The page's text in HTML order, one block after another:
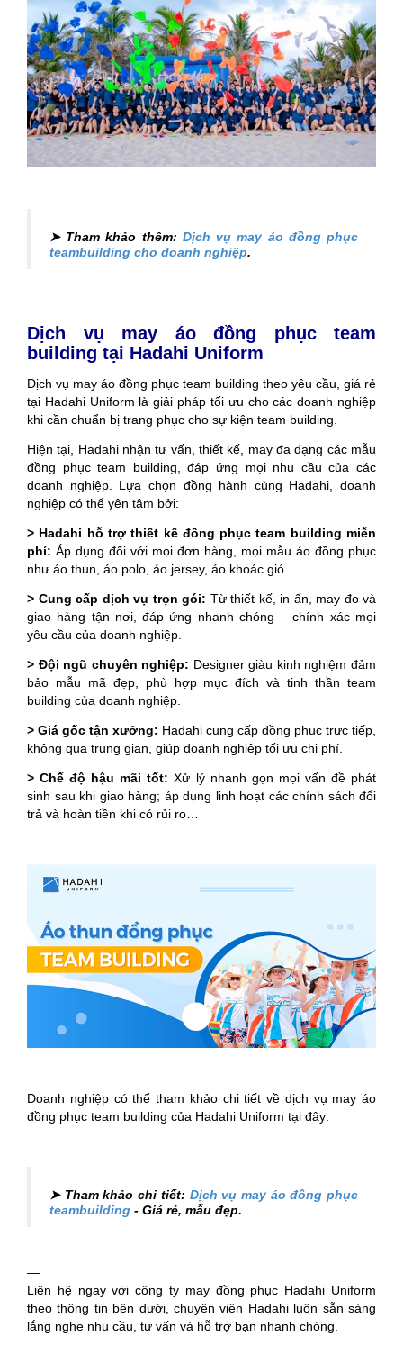
➤ Tham khảo thêm: Dịch vụ may áo đồng phục
teambuilding cho doanh nghiệp.
Dịch vụ may áo đồng phục team
building tại Hadahi Uniform
Dịch vụ may áo đồng phục team building theo yêu cầu, giá rẻ
tại Hadahi Uniform là giải pháp tối ưu cho các doanh nghiệp
khi cần chuẩn bị trang phục cho sự kiện team building.
Hiện tại, Hadahi nhận tư vấn, thiết kế, may đa dạng các mẫu
đồng phục team building, đáp ứng mọi nhu cầu của các
doanh nghiệp. Lựa chọn đồng hành cùng Hadahi, doanh
nghiệp có thể yên tâm bởi:
> Hadahi hỗ trợ thiết kế đồng phục team building miễn
phí: Áp dụng đối với mọi đơn hàng, mọi mẫu áo đồng phục
như áo thun, áo polo, áo jersey, áo khoác gió...
> Cung cấp dịch vụ trọn gói: Từ thiết kế, in ấn, may đo và
giao hàng tận nơi, đáp ứng nhanh chóng – chính xác mọi
yêu cầu của doanh nghiệp.
> Đội ngũ chuyên nghiệp: Designer giàu kinh nghiệm đảm
bảo mẫu mã đẹp, phù hợp mục đích và tinh thần team
building của doanh nghiệp.
> Giá gốc tận xưởng: Hadahi cung cấp đồng phục trực tiếp,
không qua trung gian, giúp doanh nghiệp tối ưu chi phí.
> Chế độ hậu mãi tốt: Xử lý nhanh gọn mọi vấn đề phát
sinh sau khi giao hàng; áp dụng linh hoạt các chính sách đổi
trả và hoàn tiền khi có rủi ro…
Doanh nghiệp có thể tham khảo chi tiết về dịch vụ may áo
đồng phục team building của Hadahi Uniform tại đây:
➤ Tham khảo chi tiết: Dịch vụ may áo đồng phục
teambuilding - Giá rẻ, mẫu đẹp.
—
Liên hệ ngay với công ty may đồng phục Hadahi Uniform
theo thông tin bên dưới, chuyên viên Hadahi luôn sẵn sàng
lắng nghe nhu cầu, tư vấn và hỗ trợ bạn nhanh chóng.